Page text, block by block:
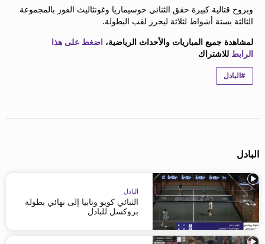
beIN MEDIA GROUP
ترددات beIN SPORTS
الأسئلة الأكثر شيوعاً
دليل التلفاز
احصل على beIN
معلومات عن هذا الموقع
وبروح قتالية كبيرة حقق الثنائي خوسيماريا وغونثاليث الفوز بالمجموعة
الثالثة بستة أشواط لثلاثة ليحرز لقب البطولة.
لمشاهدة جميع المباريات والأحداث الرياضية، اضغط على هذا
الرابط للاشتراك
#البادل
البادل
البادل
الثنائي كويو وتابيا إلى نهائي بطولة
بروكسل للبادل